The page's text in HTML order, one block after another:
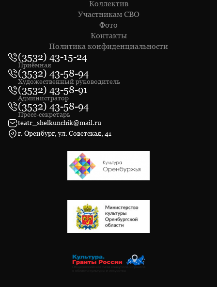
Коллектив
Участникам СВО
Фото
Контакты
Политика конфиденциальности
(3532) 43-15-24
Приёмная
(3532) 43-58-94
Художественный руководитель
(3532) 43-58-91
Администратор
(3532) 43-58-94
Пресс-секретарь
teatr_shelkunchik@mail.ru
г. Оренбург, ул. Советская, 41